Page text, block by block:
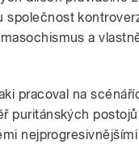
společnost
a
pracoval na
puritánských